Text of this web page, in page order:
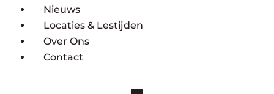
Nieuws
Locaties & Lestijden
Over Ons
Contact